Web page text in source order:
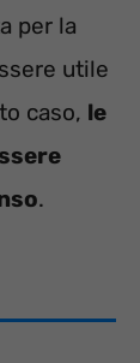
per la
utile
caso, le
.